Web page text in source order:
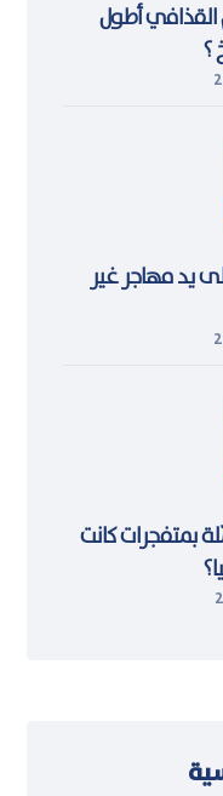
أطول
؟
يد مهاجر غير
بمتفجرات كانت